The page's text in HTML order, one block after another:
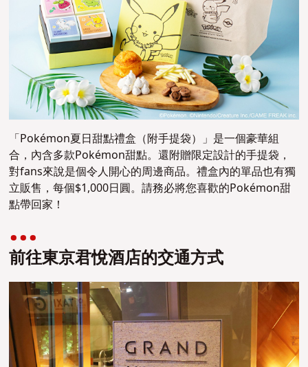
「Pokémon夏日甜點禮盒（附手提袋）」是一個豪華組
合，內含多款Pokémon甜點。還附贈限定設計的手提袋，
對fans來說是個令人開心的周邊商品。禮盒內的單品也有獨
立販售，每個$1,000日圓。請務必將您喜歡的Pokémon甜
點帶回家！
前往東京君悅酒店的交通方式